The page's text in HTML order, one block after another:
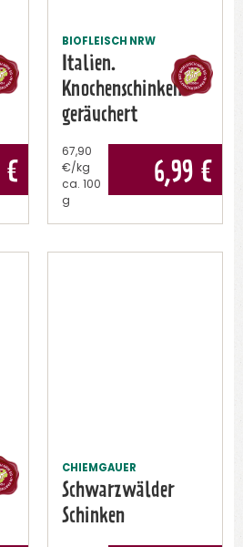
€
BIOFLEISCH NRW
Italien.
Knochenschinken
geräuchert
6,99 €
67,90
€/kg
ca.
100
g
CHIEMGAUER
Schwarzwälder
Schinken